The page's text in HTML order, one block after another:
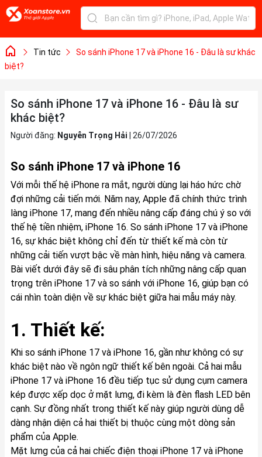
Tin tức
So sánh iPhone 17 và iPhone 16 - Đâu là sư khác
biệt?
So sánh iPhone 17 và iPhone 16 - Đâu là sư
khác biệt?
Người đăng: Nguyễn Trọng Hải 26/07/2026
So sánh iPhone 17 và iPhone 16
Với mỗi thế hệ iPhone ra mắt, người dùng lại háo hức chờ
đợi những cải tiến mới. Năm nay, Apple đã chính thức trình
làng iPhone 17, mang đến nhiều nâng cấp đáng chú ý so với
thế hệ tiền nhiệm, iPhone 16. So sánh iPhone 17 và iPhone
16, sự khác biệt không chỉ đến từ thiết kế mà còn từ
những cải tiến vượt bậc về màn hình, hiệu năng và camera.
Bài viết dưới đây sẽ đi sâu phân tích những nâng cấp quan
trọng trên iPhone 17 và so sánh với iPhone 16, giúp bạn có
cái nhìn toàn diện về sự khác biệt giữa hai mẫu máy này.
1. Thiết kế:
Khi so sánh iPhone 17 và iPhone 16, gần như không có sự
khác biệt nào về ngôn ngữ thiết kế bên ngoài. Cả hai mẫu
iPhone 17 và iPhone 16 đều tiếp tục sử dụng cụm camera
kép được xếp dọc ở mặt lưng, đi kèm là đèn flash LED bên
cạnh. Sự đồng nhất trong thiết kế này giúp người dùng dễ
dàng nhận diện cả hai thiết bị thuộc cùng một dòng sản
phẩm của Apple.
Mặt lưng của cả hai chiếc điện thoại iPhone 17 và iPhone